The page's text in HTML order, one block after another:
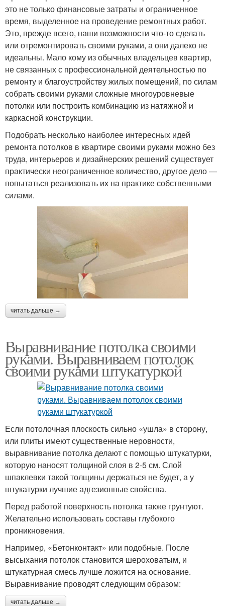
это не только финансовые затраты и ограниченное
время, выделенное на проведение ремонтных работ.
Это, прежде всего, наши возможности что-то сделать
или отремонтировать своими руками, а они далеко не
идеальны. Мало кому из обычных владельцев квартир,
не связанных с профессиональной деятельностью по
ремонту и благоустройству жилых помещений, по силам
собрать своими руками сложные многоуровневые
потолки или построить комбинацию из натяжной и
каркасной конструкции.
Подобрать несколько наиболее интересных идей
ремонта потолков в квартире своими руками можно без
труда, интерьеров и дизайнерских решений существует
практически неограниченное количество, другое дело —
попытаться реализовать их на практике собственными
силами.
читать дальше →
Выравнивание потолка своими
руками. Выравниваем потолок
своими руками штукатуркой
Если потолочная плоскость сильно «ушла» в сторону,
или плиты имеют существенные неровности,
выравнивание потолка делают с помощью штукатурки,
которую наносят толщиной слоя в 2-5 см. Слой
шпаклевки такой толщины держаться не будет, а у
штукатурки лучшие адгезионные свойства.
Перед работой поверхность потолка также грунтуют.
Желательно использовать составы глубокого
проникновения.
Например, «Бетонконтакт» или подобные. После
высыхания потолок становится шероховатым, и
штукатурная смесь лучше ложится на основание.
Выравнивание проводят следующим образом:
читать дальше →